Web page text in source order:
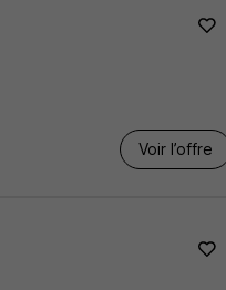
Voir l’offre